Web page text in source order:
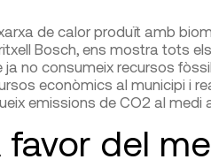
de calor produït amb
Bosch, ens mostra tots
ja no consumeix recursos
econòmics al municipi i
emissions de CO2 al medi
favor del